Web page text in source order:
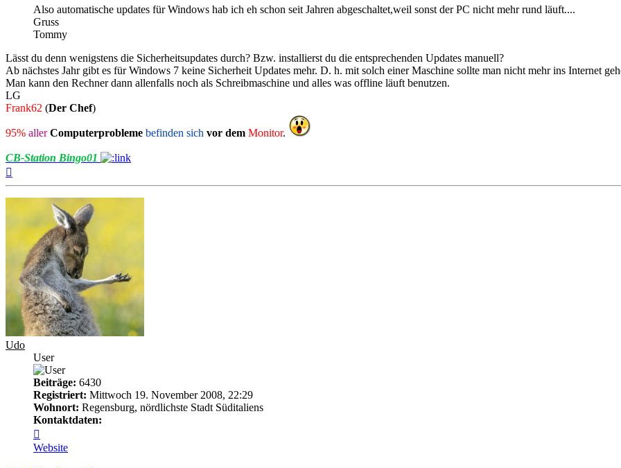
Also automatische updates für Windows hab ich eh schon seit Jahren abgeschaltet,weil sonst der PC nicht mehr rund läuft....
Gruss
Tommy
Lässt du denn wenigstens die Sicherheitsupdates durch? Bzw. installierst du die entsprechenden Updates manuell?
Ab nächstes Jahr gibt es für Windows 7 keine Sicherheit Updates mehr. D. h. mit solch einer Maschine sollte man nicht mehr ins Internet
Man kann den Rechner dann allenfalls noch als Schreibmaschine und alles was offline läuft benutzen.
LG
Frank62 (Der Chef)
95% aller Computerprobleme befinden sich vor dem Monitor.
CB-Station Bingo01
Udo
User
Beiträge: 6430
Registriert: Mittwoch 19. November 2008, 22:29
Wohnort: Regensburg, nördlichste Stadt Süditaliens
Kontaktdaten:
von
Udo
Website